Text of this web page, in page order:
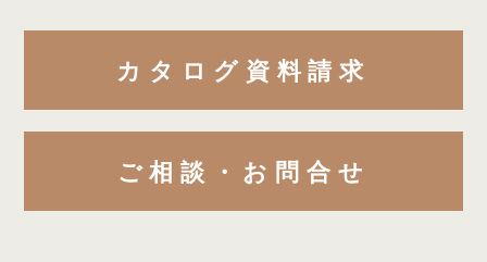
カタログ資料請求
ご相談・お問合せ